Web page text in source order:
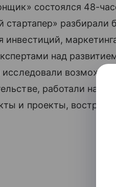
состоялся 48-
стартапер» разбирали
инвестиций,
над
работали над
и проекты,